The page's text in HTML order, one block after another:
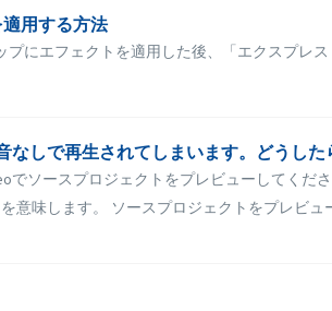
用する方法
にエフェクトを適用した後、「エクスプレ
なしで再生されてしまいます。どうした
でソースプロジェクトをプレビューしてく
意味します。 ソースプロジェクトをプレビ